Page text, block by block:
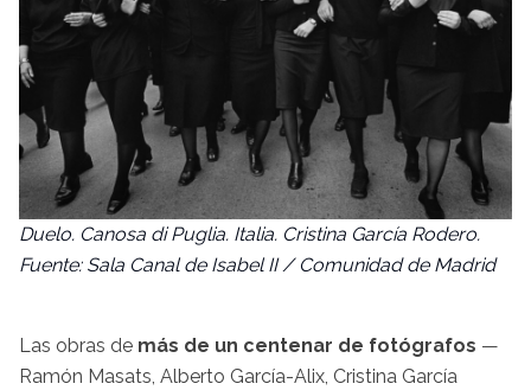
Duelo. Canosa di Puglia. Italia. Cristina García Rodero.
Fuente: Sala Canal de Isabel II / Comunidad de Madrid
Las obras de más de un centenar de fotógrafos —
Ramón Masats, Alberto García-Alix, Cristina García